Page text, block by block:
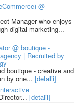
@
Manager who enjoys
digital marketing...
@ boutique -
| Recruited by
boutique - creative and
by one... [detalii]
[detalii]